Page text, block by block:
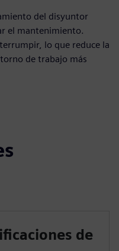
del disyuntor
el mantenimiento.
lo que reduce la
de trabajo más
de